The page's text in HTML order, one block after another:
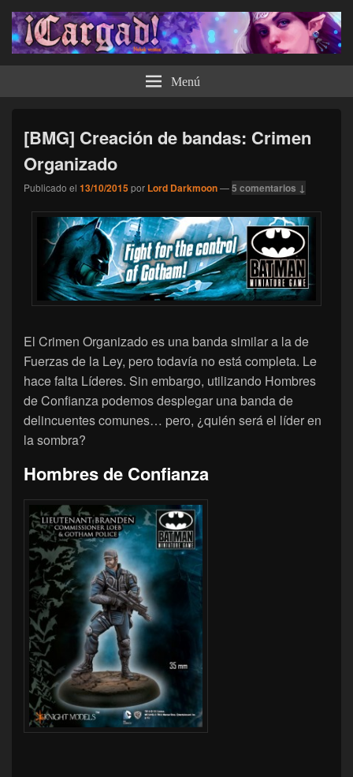
¡Cargad! Menú
[BMG] Creación de bandas: Crimen
Organizado
Publicado el 13/10/2015por Lord Darkmoon—5 comentarios ↓
El Crimen Organizado es una banda similar a la de
Fuerzas de la Ley, pero todavía no está completa. Le
hace falta Líderes. Sin embargo, utilizando Hombres
de Confianza podemos desplegar una banda de
delincuentes comunes… pero, ¿quién será el líder en
la sombra?
Hombres de Confianza